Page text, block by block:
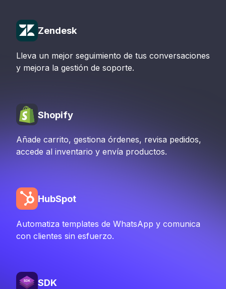
Zendesk
Lleva un mejor seguimiento de tus conversaciones
y mejora la gestión de soporte.
Shopify
Añade carrito, gestiona órdenes, revisa pedidos,
accede al inventario y envía productos.
HubSpot
Automatiza templates de WhatsApp y comunica
con clientes sin esfuerzo.
SDK